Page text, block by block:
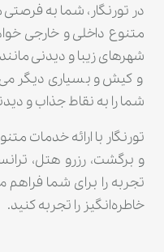
در تورنگار، شما به
متنوع داخلی و خارجی
شهرهای زیبا و دیدنی
و کیش و بسیاری دیگر
شما را به نقاط جذاب و
تورنگار با ارائه خدمات
و برگشت، رزرو هتل،
تجربه را برای شما
خاطره‌انگیز را تجربه کنید.